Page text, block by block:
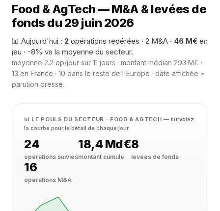
Food & AgTech — M&A & levées de
fonds du 29 juin 2026
📊 Aujourd'hui : 2 opérations repérées · 2 M&A · 46 M€ en
jeu · -8% vs la moyenne du secteur.
moyenne 2.2 op/jour sur 11 jours · montant médian 293 M€ ·
13 en France · 10 dans le reste de l'Europe · date affichée =
parution presse.
📊 LE POULS DU SECTEUR · FOOD & AGTECH— survolez
la courbe pour le détail de chaque jour
24
opérations suivies
18,4 Md€
montant cumulé
8
levées de fonds
16
opérations M&A